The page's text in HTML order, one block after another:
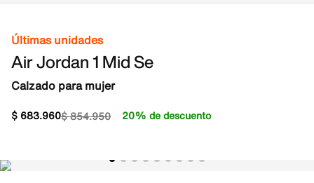
Últimas unidades
Air Jordan 1 Mid Se
Calzado para mujer
$854.950
$ 683.960 20% de descuento